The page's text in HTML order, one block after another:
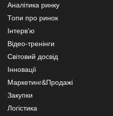
Аналітика ринку
Топи про ринок
Інтерв’ю
Відео-тренінги
Світовий досвід
Інновації
Маркетинг&Продажі
Закупки
Логістика